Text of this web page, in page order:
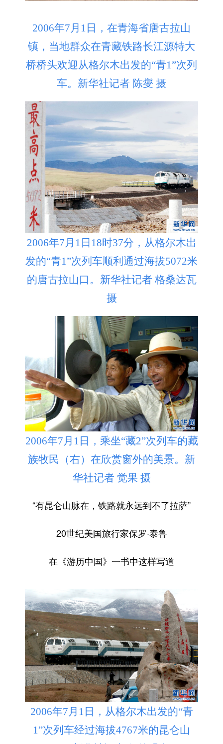
2006年7月1日，在青海省唐古拉山
镇，当地群众在青藏铁路长江源特大
桥桥头欢迎从格尔木出发的“青1”次列
车。新华社记者 陈燮 摄
2006年7月1日18时37分，从格尔木出
发的“青1”次列车顺利通过海拔5072米
的唐古拉山口。新华社记者 格桑达瓦
摄
2006年7月1日，乘坐“藏2”次列车的藏
族牧民（右）在欣赏窗外的美景。新
华社记者 觉果 摄
“有昆仑山脉在，铁路就永远到不了拉萨”
20世纪美国旅行家保罗·泰鲁
在《游历中国》一书中这样写道
2006年7月1日，从格尔木出发的“青
1”次列车经过海拔4767米的昆仑山